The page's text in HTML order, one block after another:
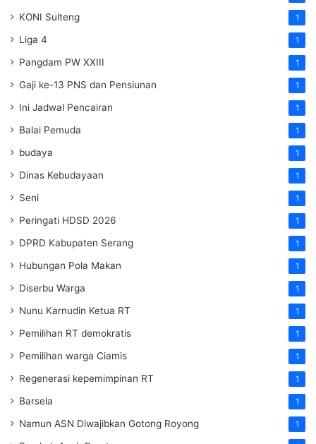
KONI Sulteng 1
Liga 4 1
Pangdam PW XXIII 1
Gaji ke-13 PNS dan Pensiunan 1
Ini Jadwal Pencairan 1
Balai Pemuda 1
budaya 1
Dinas Kebudayaan 1
Seni 1
Peringati HDSD 2026 1
DPRD Kabupaten Serang 1
Hubungan Pola Makan 1
Diserbu Warga 1
Nunu Karnudin Ketua RT 1
Pemilihan RT demokratis 1
Pemilihan warga Ciamis 1
Regenerasi kepemimpinan RT 1
Barsela 1
Namun ASN Diwajibkan Gotong Royong 1